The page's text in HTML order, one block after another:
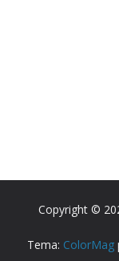
Copyright ©
Tema: ColorMag